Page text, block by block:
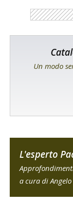
Un modo
L'esperto
a cura di